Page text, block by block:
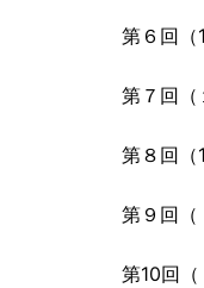
第６回
第７回
第８回
第９回
第10回